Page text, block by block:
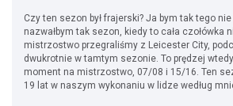
Czy ten sezon był frajerski? Ja bym tak tego nie
nazwałbym tak sezon, kiedy to cała czołówka
mistrzostwo przegraliśmy z Leicester City,
dwukrotnie w tamtym sezonie. To prędzej
moment na mistrzostwo, 07/08 i 15/16. Ten
19 lat w naszym wykonaniu w lidze według